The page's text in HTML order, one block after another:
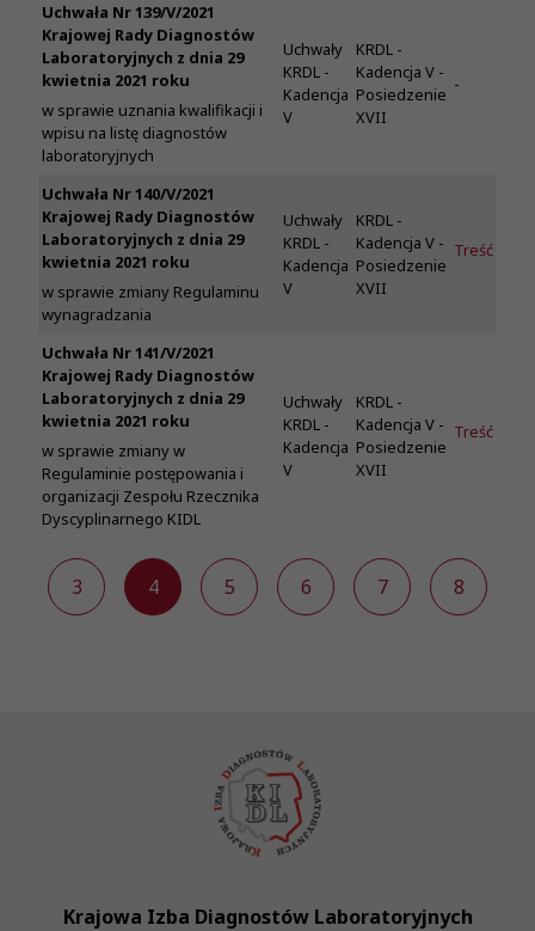
Uchwała Nr 139/V/2021
Krajowej Rady Diagnostów
Laboratoryjnych z dnia 29
kwietnia 2021 roku
w sprawie uznania kwalifikacji i
wpisu na listę diagnostów
laboratoryjnych
Uchwały
KRDL -
Kadencja
V
KRDL -
Kadencja V -
Posiedzenie
XVII
-
Uchwała Nr 140/V/2021
Krajowej Rady Diagnostów
Laboratoryjnych z dnia 29
kwietnia 2021 roku
w sprawie zmiany Regulaminu
wynagradzania
Uchwały
KRDL -
Kadencja
V
KRDL -
Kadencja V -
Posiedzenie
XVII
Treść
Uchwała Nr 141/V/2021
Krajowej Rady Diagnostów
Laboratoryjnych z dnia 29
kwietnia 2021 roku
w sprawie zmiany w
Regulaminie postępowania i
organizacji Zespołu Rzecznika
Dyscyplinarnego KIDL
Uchwały
KRDL -
Kadencja
V
KRDL -
Kadencja V -
Posiedzenie
XVII
Treść
3 4 5 6 7 8
Krajowa Izba Diagnostów Laboratoryjnych